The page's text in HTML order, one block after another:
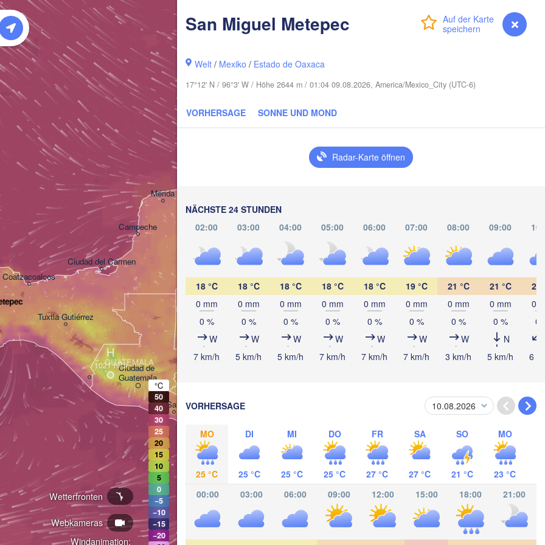
Anmelden myVentusky Vorhersage
San Miguel Metepec
Welt / Mexiko / Estado de Oaxaca
17°12' N / 96°3' W / Höhe 2644 m / 01:04 09.08.2026, America/Mexico_City (UTC-6)
VORHERSAGE SONNE UND MOND
Radar-Karte öffnen
NÄCHSTE 24 STUNDEN
02:00
03:00 04:00 05:00 06:00 07:00 08:00 09:00
18 °C
0 mm
0 %
W
7 km/h
18 °C
0 mm
0 %
W
5 km/h
18 °C
0 mm
0 %
W
5 km/h
18 °C
0 mm
0 %
W
7 km/h
18 °C
0 mm
0 %
W
7 km/h
19 °C
0 mm
0 %
W
7 km/h
21 °C
0 mm
0 %
W
3 km/h
21 °C
0 mm
0 %
N
5 km/h
22
0
0
6
VORHERSAGE
MO
25 °C
DI
25 °C
MI
25 °C
DO
25 °C
FR
27 °C
SA
27 °C
SO
21 °C
MO
23 °C
00:00
03:00 06:00 09:00 12:00 15:00 18:00 21:00
Windanimation:
Webkameras
Wetterfronten
Ciudad de
Guatemala
Tuxtla Gutiérrez
Campeche
Coatzacoalcos
Ciudad del Carmen
GUATEMALA
Santa Clara
Pinar del Río
Managua
Mérida
San Pedro Sula
San Salvador
Chetumal
NICARAGUA
BELIZE
Panamá
San José
COSTA RICA
Kingston
H
°C
50
40
30
25
20
15
10
5
0
−5
−10
−15
−20